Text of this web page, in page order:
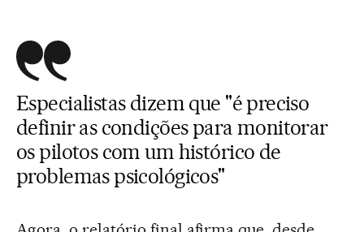
Especialistas dizem que "é preciso
definir as condições para monitorar
os pilotos com um histórico de
problemas psicológicos"